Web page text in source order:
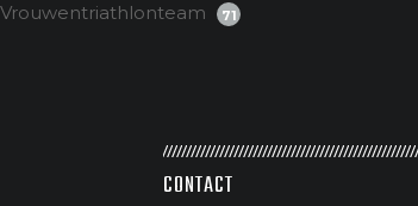
Vrouwentriathlonteam 71
CONTACT